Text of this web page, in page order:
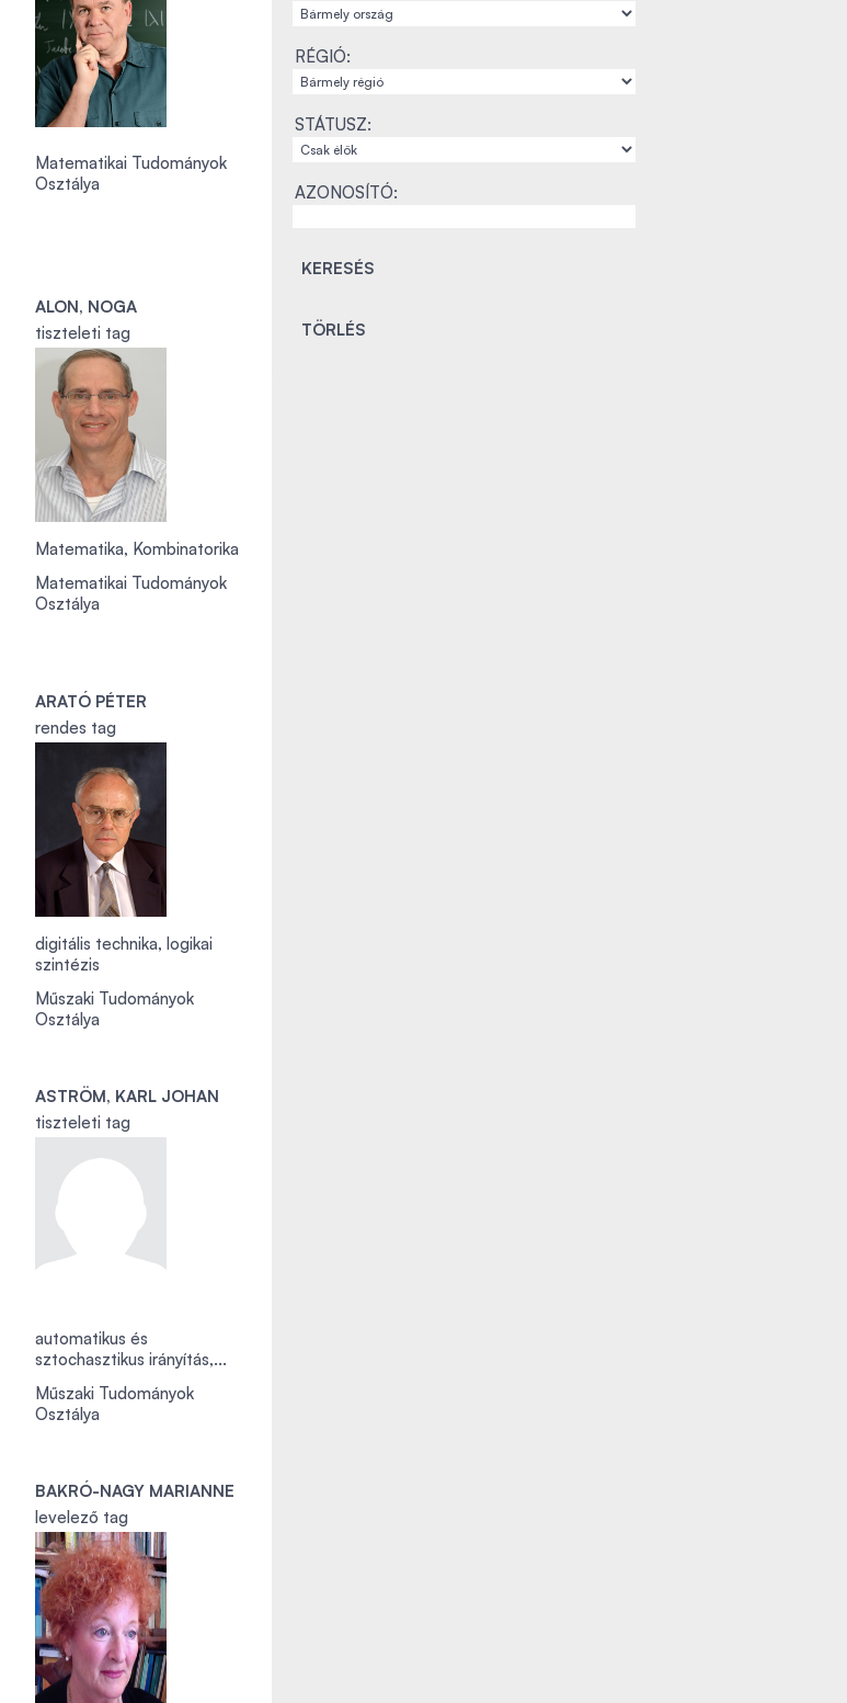
Matematikai Tudományok
Osztálya
ALON, NOGA
tiszteleti tag
Matematika, Kombinatorika
Matematikai Tudományok
Osztálya
ARATÓ PÉTER
rendes tag
digitális technika, logikai
szintézis
Műszaki Tudományok
Osztálya
ASTRÖM, KARL JOHAN
tiszteleti tag
automatikus és
sztochasztikus irányítás,...
Műszaki Tudományok
Osztálya
BAKRÓ-NAGY MARIANNE
levelező tag
RÉGIÓ:
STÁTUSZ:
AZONOSÍTÓ: